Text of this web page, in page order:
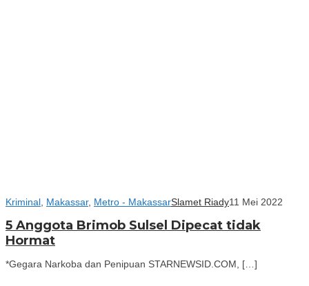
Kriminal Makassar, Metro - MakassarSlamet Riady11 Mei 2022
5 Anggota Brimob Sulsel Dipecat tidak
Hormat
*Gegara Narkoba dan Penipuan STARNEWSID.COM, […]